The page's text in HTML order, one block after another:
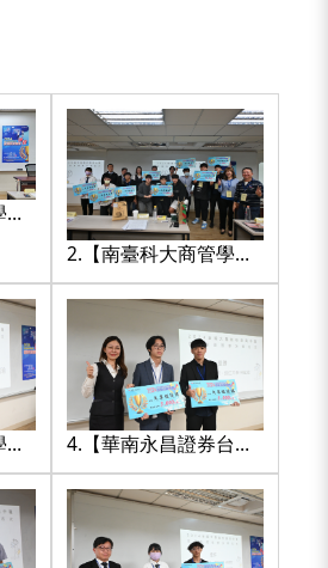
2.【南臺科大商管學院
柯伶玫副院長(右2)、評
審老師與獲獎學生於
「2024全國大專院校暨
高中職虛擬投資競賽」
大合影】
4.【華南永昌證券台南
分公司黃盈蜜協理(左
一)頒發大專組優勝予高
雄科技大學郭同學與淡
江大學林同學】